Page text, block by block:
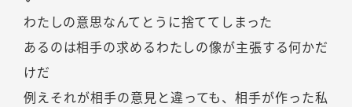
わたしの意思なんてとうに捨ててしまった
あるのは相手の求めるわたしの像が主張する何かだ
けだ
例えそれが相手の意見と違っても、相手が作った私